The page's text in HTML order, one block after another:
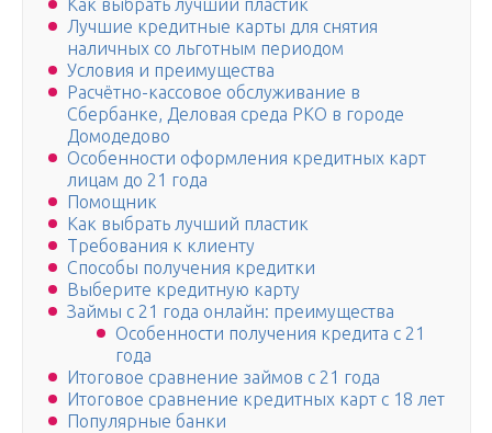
Как выбрать лучший пластик
Лучшие кредитные карты для снятия
наличных со льготным периодом
Условия и преимущества
Расчётно-кассовое обслуживание в
Сбербанке, Деловая среда РКО в городе
Домодедово
Особенности оформления кредитных карт
лицам до 21 года
Помощник
Как выбрать лучший пластик
Требования к клиенту
Способы получения кредитки
Выберите кредитную карту
Займы с 21 года онлайн: преимущества
Особенности получения кредита с 21
года
Итоговое сравнение займов с 21 года
Итоговое сравнение кредитных карт с 18 лет
Популярные банки